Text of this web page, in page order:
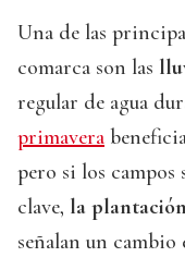
Una de las
comarca son las
regular de agua
primavera
pero si los campos
clave, la
señalan un